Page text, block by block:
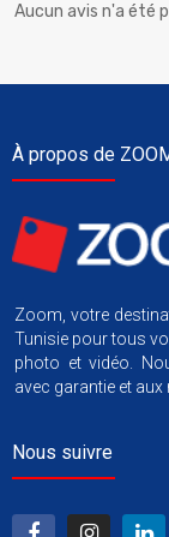
Aucun avis n'a été
À propos de
Zoom, votre
Tunisie pour tous
photo et vidéo.
avec garantie et aux
Nous suivre